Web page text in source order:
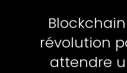
révolution
attendre